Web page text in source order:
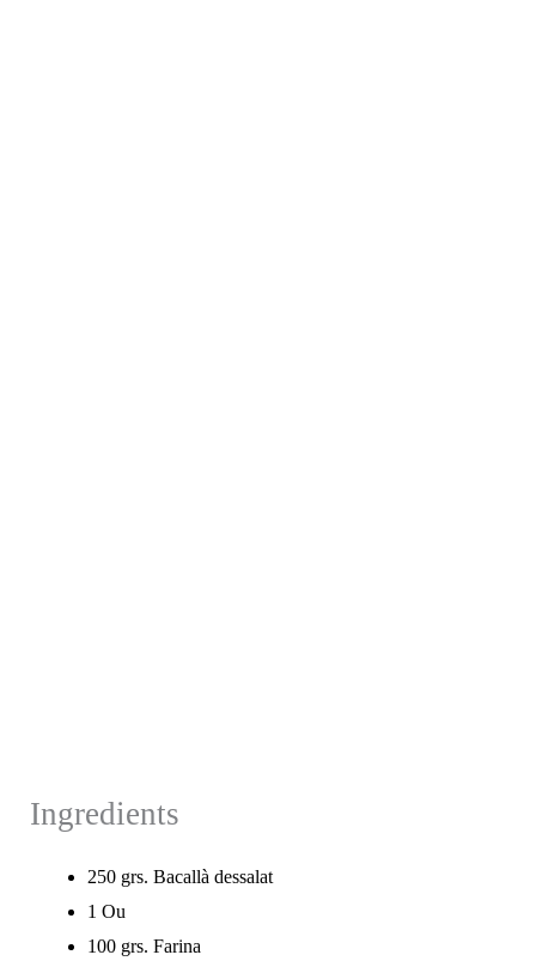
Ingredients
250 grs. Bacallà dessalat
1 Ou
100 grs. Farina